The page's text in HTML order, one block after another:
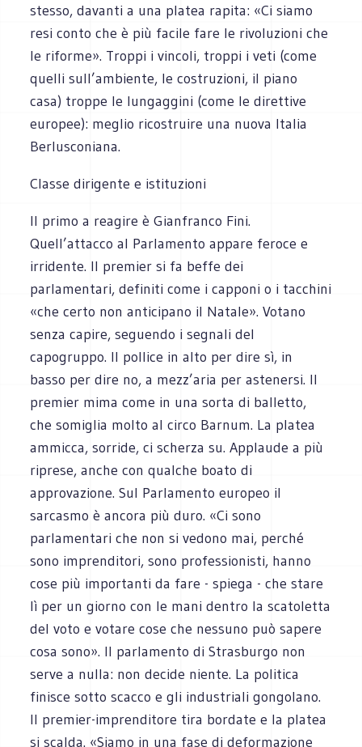
stesso, davanti a una platea rapita: «Ci siamo
resi conto che è più facile fare le rivoluzioni che
le riforme». Troppi i vincoli, troppi i veti (come
quelli sull’ambiente, le costruzioni, il piano
casa) troppe le lungaggini (come le direttive
europee): meglio ricostruire una nuova Italia
Berlusconiana.
Classe dirigente e istituzioni
Il primo a reagire è Gianfranco Fini.
Quell’attacco al Parlamento appare feroce e
irridente. Il premier si fa beffe dei
parlamentari, definiti come i capponi o i tacchini
«che certo non anticipano il Natale». Votano
senza capire, seguendo i segnali del
capogruppo. Il pollice in alto per dire sì, in
basso per dire no, a mezz’aria per astenersi. Il
premier mima come in una sorta di balletto,
che somiglia molto al circo Barnum. La platea
ammicca, sorride, ci scherza su. Applaude a più
riprese, anche con qualche boato di
approvazione. Sul Parlamento europeo il
sarcasmo è ancora più duro. «Ci sono
parlamentari che non si vedono mai, perché
sono imprenditori, sono professionisti, hanno
cose più importanti da fare - spiega - che stare
lì per un giorno con le mani dentro la scatoletta
del voto e votare cose che nessuno può sapere
cosa sono». Il parlamento di Strasburgo non
serve a nulla: non decide niente. La politica
finisce sotto scacco e gli industriali gongolano.
Il premier-imprenditore tira bordate e la platea
si scalda. «Siamo in una fase di deformazione